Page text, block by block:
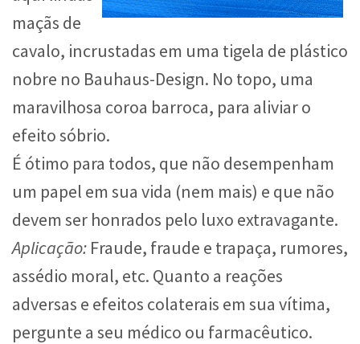
maçãs de
cavalo, incrustadas em uma tigela de plástico
nobre no Bauhaus-Design. No topo, uma
maravilhosa coroa barroca, para aliviar o
efeito sóbrio.
É ótimo para todos, que não desempenham
um papel em sua vida (nem mais) e que não
devem ser honrados pelo luxo extravagante.
Aplicação: Fraude, fraude e trapaça, rumores,
assédio moral, etc. Quanto a reações
adversas e efeitos colaterais em sua vítima,
pergunte a seu médico ou farmacêutico.